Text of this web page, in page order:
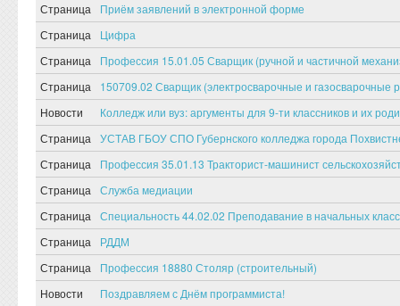
Страница
Приём заявлений в электронной форме
Страница
Цифра
Страница
Профессия 15.01.05 Сварщик (ручной и частичной
Страница
150709.02 Сварщик (электросварочные и газосварочные
Новости
Колледж или вуз: аргументы для 9-ти классников и их
Страница
УСТАВ ГБОУ СПО Губернского колледжа города
Страница
Профессия 35.01.13 Тракторист-машинист
Страница
Служба медиации
Страница
Специальность 44.02.02 Преподавание в начальных
Страница
РДДМ
Страница
Профессия 18880 Столяр (строительный)
Новости
Поздравляем с Днём программиста!